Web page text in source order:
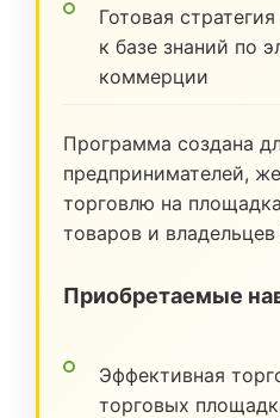
Готовая
к базе знаний по
коммерции
Программа создана
предпринимателей,
торговлю на
товаров и владельцев
Приобретаемые
Эффективная
торговых